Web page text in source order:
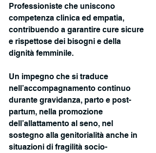
Professioniste che uniscono
competenza clinica ed empatia,
contribuendo a garantire cure sicure
e rispettose dei bisogni e della
dignità femminile.
Un impegno che si traduce
nell’accompagnamento continuo
durante gravidanza, parto e post-
partum, nella promozione
dell’allattamento al seno, nel
sostegno alla genitorialità anche in
situazioni di fragilità socio-